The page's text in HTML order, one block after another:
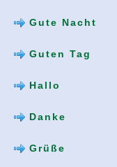
Gute Nacht
Guten Tag
Hallo
Danke
Grüße